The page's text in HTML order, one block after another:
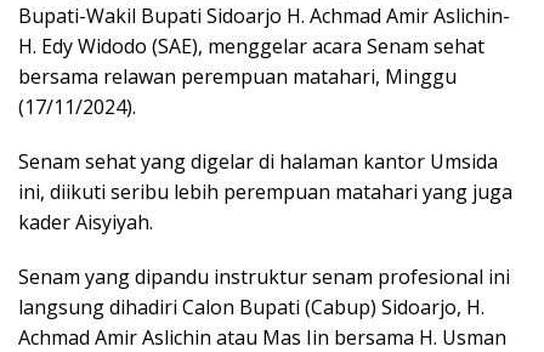
Bupati-Wakil Bupati Sidoarjo H. Achmad Amir Aslichin-
H. Edy Widodo (SAE), menggelar acara Senam sehat
bersama relawan perempuan matahari, Minggu
(17/11/2024).
Senam sehat yang digelar di halaman kantor Umsida
ini, diikuti seribu lebih perempuan matahari yang juga
kader Aisyiyah.
Senam yang dipandu instruktur senam profesional ini
langsung dihadiri Calon Bupati (Cabup) Sidoarjo, H.
Achmad Amir Aslichin atau Mas Iin bersama H. Usman